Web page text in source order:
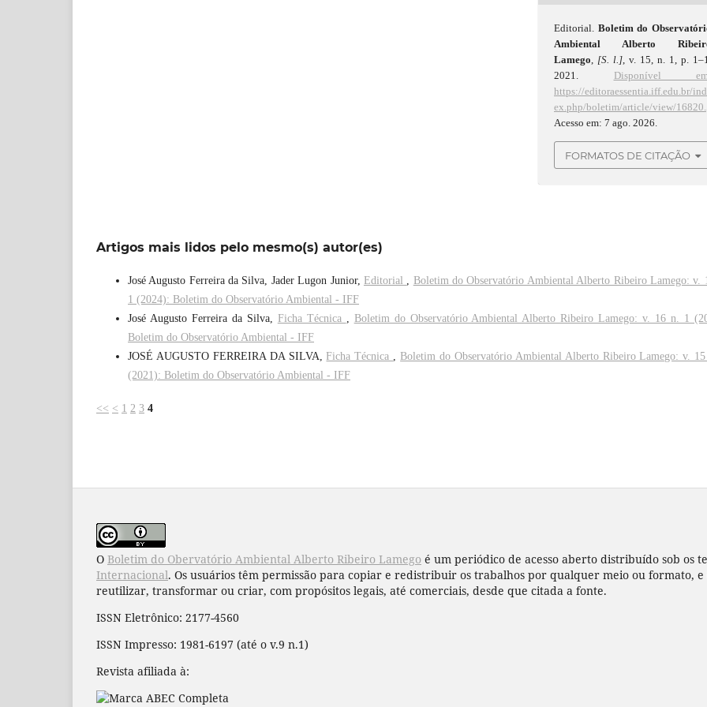
Editorial. Boletim do
Ambiental Alberto
Lamego, [S. l.], v. 15, n. 1, p.
2021. Disponível
https://editoraessentia.iff.edu.br/ind
ex.php/boletim/article/view/16820.
Acesso em: 7 ago. 2026.
FORMATOS DE CITAÇÃO
Artigos mais lidos pelo mesmo(s) autor(es)
José Augusto Ferreira da Silva, Jader Lugon Junior, Editorial , Boletim do Observatório Ambiental Alberto Ribeiro Lamego: v.
1 (2024): Boletim do Observatório Ambiental - IFF
José Augusto Ferreira da Silva, Ficha Técnica , Boletim do Observatório Ambiental Alberto Ribeiro Lamego: v. 16 n. 1
Boletim do Observatório Ambiental - IFF
JOSÉ AUGUSTO FERREIRA DA SILVA, Ficha Técnica , Boletim do Observatório Ambiental Alberto Ribeiro Lamego: v.
(2021): Boletim do Observatório Ambiental - IFF
<< < 1 2 3 4
O Boletim do Obervatório Ambiental Alberto Ribeiro Lamego é um periódico de acesso aberto distribuído sob os
Internacional. Os usuários têm permissão para copiar e redistribuir os trabalhos por qualquer meio ou formato,
reutilizar, transformar ou criar, com propósitos legais, até comerciais, desde que citada a fonte.
ISSN Eletrônico: 2177-4560
ISSN Impresso: 1981-6197 (até o v.9 n.1)
Revista afiliada à: